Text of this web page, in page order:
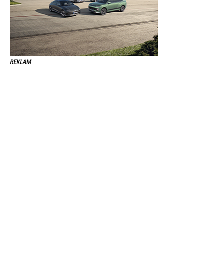
REKLAM